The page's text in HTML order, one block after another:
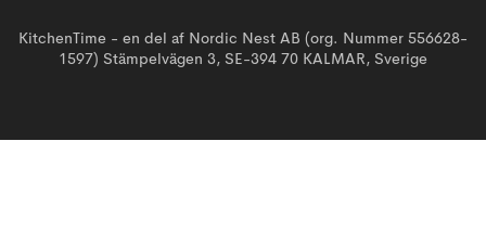
KitchenTime - en del af Nordic Nest AB (org. Nummer 556628-
1597) Stämpelvägen 3, SE-394 70 KALMAR, Sverige